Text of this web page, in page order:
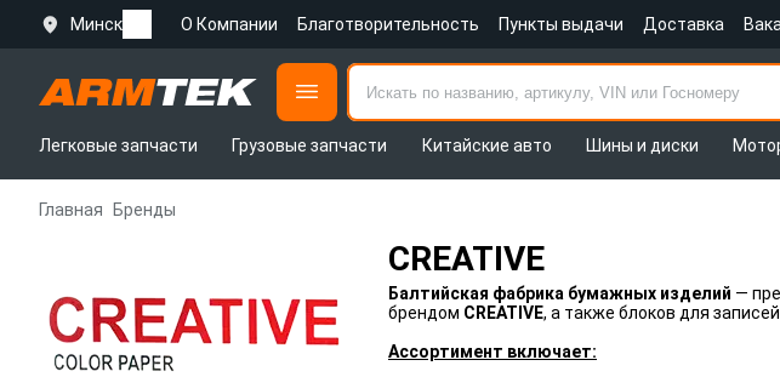
Минск О Компании Благотворительность Пункты выдачи Доставка
Легковые запчасти
Грузовые запчасти Китайские авто Шины и диски
Главная Бренды
CREATIVE
Балтийская фабрика бумажных изделий —
брендом CREATIVE, а также блоков для
Ассортимент включает: